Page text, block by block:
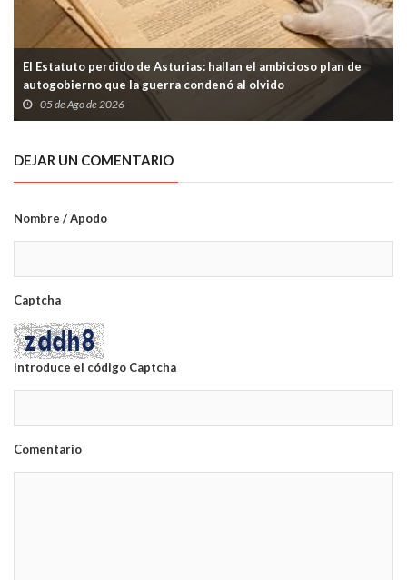
El Estatuto perdido de Asturias: hallan el ambicioso plan de
autogobierno que la guerra condenó al olvido
05 de Ago de 2026
DEJAR UN COMENTARIO
Nombre / Apodo
Captcha
Introduce el código Captcha
Comentario